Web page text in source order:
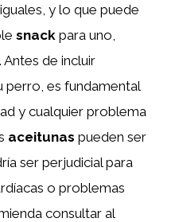
y lo que puede
snack para uno,
de incluir
perro, es fundamental
y cualquier problema
aceitunas pueden ser
ser perjudicial para
o problemas
consultar al